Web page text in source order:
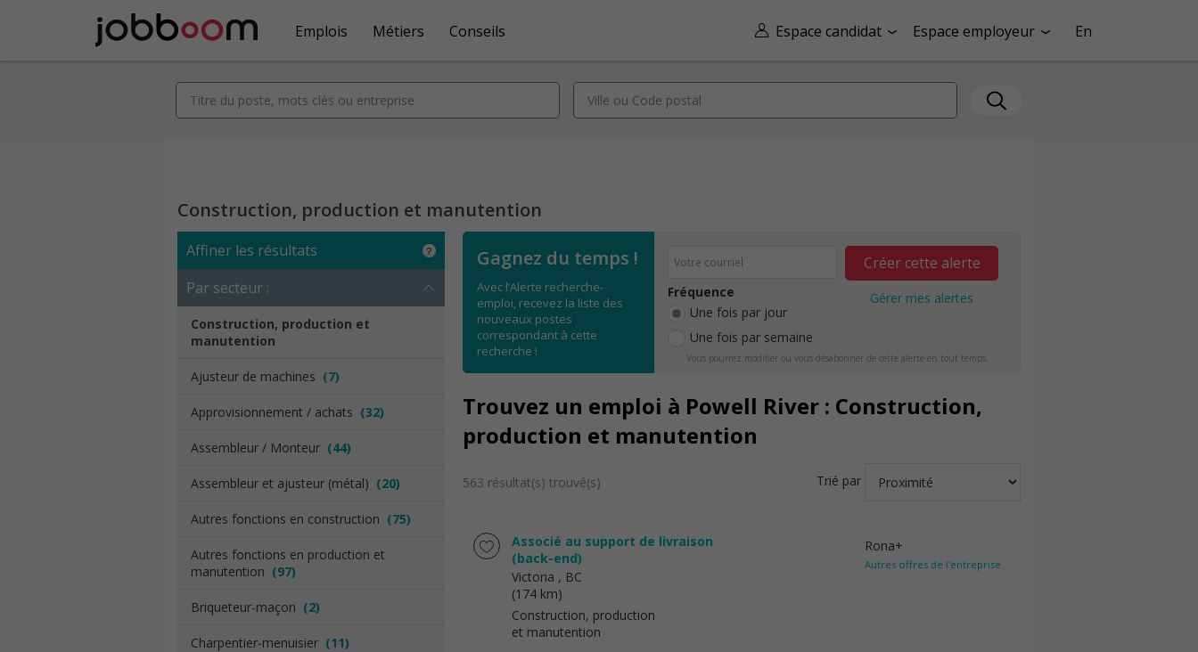
Espace candidat Espace employeur En
Emplois Métiers Conseils
Construction, production et manutention
Affiner les résultats
Par secteur :
Construction, production et
manutention
Ajusteur de machines (7)
Approvisionnement / achats (32)
Assembleur / Monteur (44)
Assembleur et ajusteur (métal) (20)
Autres fonctions en construction (75)
Autres fonctions en production et
manutention (97)
Briqueteur-maçon (2)
Charpentier-menuisier (11)
Gagnez du temps !
Avec l’Alerte recherche-
emploi, recevez la liste des
nouveaux postes
correspondant à cette
recherche !
Fréquence
Une fois par jour
Une fois par semaine
Créer cette alerte
Gérer mes alertes
Vous pourrez modifier ou vous désabonner de cette alerte en tout temps.
Trouvez un emploi à Powell River : Construction,
production et manutention
563 résultat(s) trouvé(s) Trié par
Associé au support de livraison
(back-end)
Victoria , BC
(174 km)
Construction, production
et manutention
Rona+
Autres offres de l'entreprise